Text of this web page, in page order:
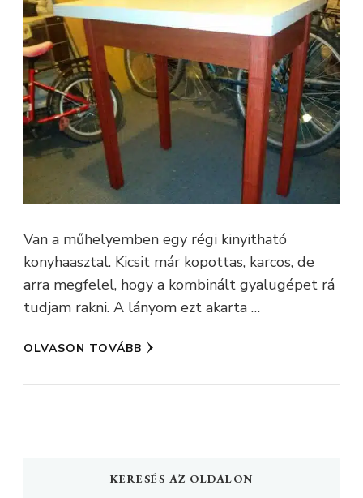
Van a műhelyemben egy régi kinyitható
konyhaasztal. Kicsit már kopottas, karcos, de
arra megfelel, hogy a kombinált gyalugépet rá
tudjam rakni. A lányom ezt akarta …
OLVASON TOVÁBB
KERESÉS AZ OLDALON